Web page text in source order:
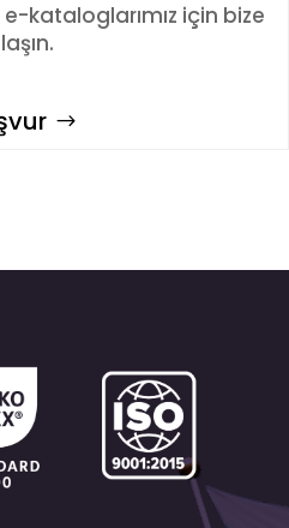
kataloglarımız için bize